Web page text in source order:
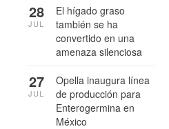
El hígado graso
también se ha
convertido en una
amenaza silenciosa
28
JUL
Opella inaugura línea
de producción para
Enterogermina en
México
27
JUL